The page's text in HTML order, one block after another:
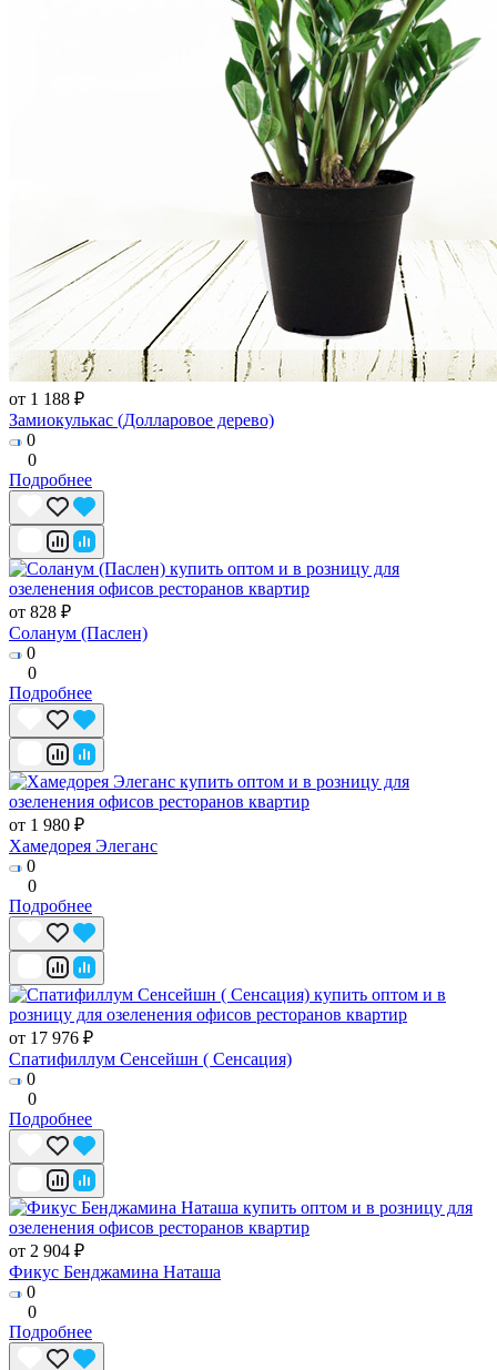
от 1 188 ₽
Замиокулькас (Долларовое дерево)
0
0
Подробнее
от 828 ₽
Соланум (Паслен)
0
0
Подробнее
от 1 980 ₽
Хамедорея Элеганс
0
0
Подробнее
от 17 976 ₽
Спатифиллум Сенсейшн ( Сенсация)
0
0
Подробнее
от 2 904 ₽
Фикус Бенджамина Наташа
0
0
Подробнее